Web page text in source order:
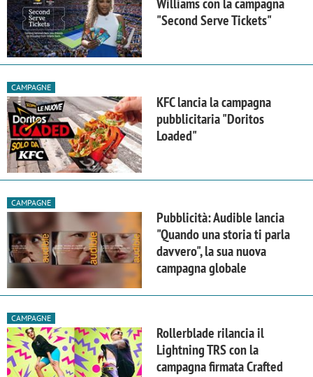
"Second Serve Tickets"
CAMPAGNE
KFC lancia la campagna
pubblicitaria "Doritos
Loaded"
CAMPAGNE
Pubblicità: Audible lancia
"Quando una storia ti parla
davvero", la sua nuova
campagna globale
CAMPAGNE
Rollerblade rilancia il
Lightning TRS con la
campagna firmata Crafted